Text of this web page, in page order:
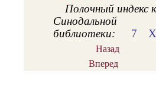
Полочный индекс
Синодальной
библиотеки:
7
Назад
Вперед